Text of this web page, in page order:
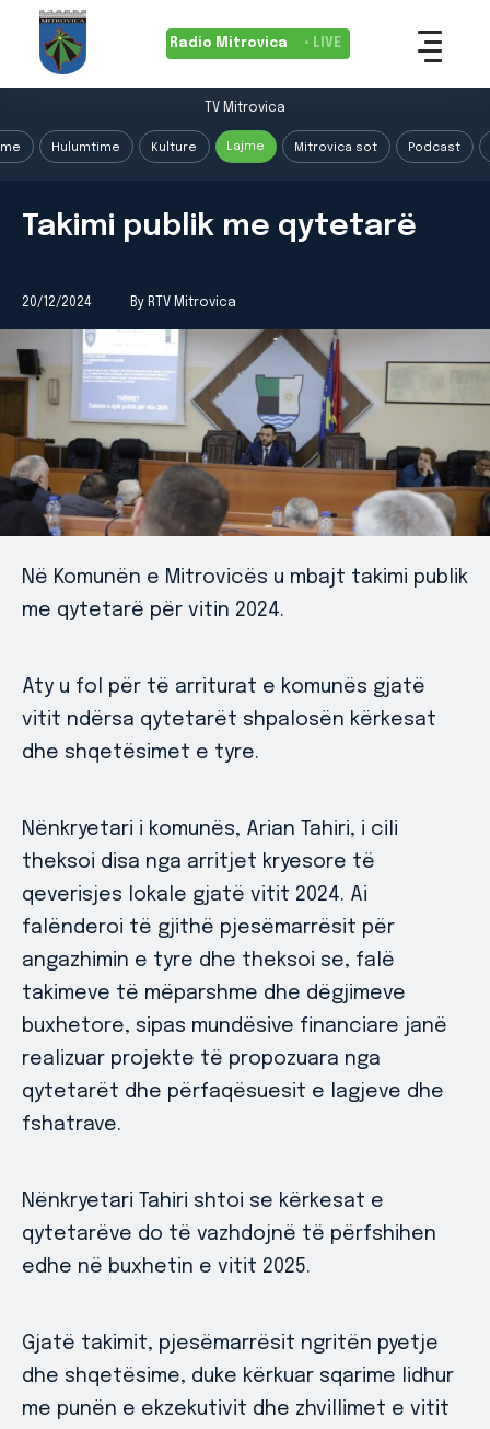
Radio Mitrovica • LIVE
TV Mitrovica
Hulumtime Kulture Lajme Mitrovica sot Podcast
Takimi publik me qytetarë
20/12/2024 By RTV Mitrovica
Në Komunën e Mitrovicës u mbajt takimi publik
me qytetarë për vitin 2024.
Aty u fol për të arriturat e komunës gjatë
vitit ndërsa qytetarët shpalosën kërkesat
dhe shqetësimet e tyre.
Nënkryetari i komunës, Arian Tahiri, i cili
theksoi disa nga arritjet kryesore të
qeverisjes lokale gjatë vitit 2024. Ai
falënderoi të gjithë pjesëmarrësit për
angazhimin e tyre dhe theksoi se, falë
takimeve të mëparshme dhe dëgjimeve
buxhetore, sipas mundësive financiare janë
realizuar projekte të propozuara nga
qytetarët dhe përfaqësuesit e lagjeve dhe
fshatrave.
Nënkryetari Tahiri shtoi se kërkesat e
qytetarëve do të vazhdojnë të përfshihen
edhe në buxhetin e vitit 2025.
Gjatë takimit, pjesëmarrësit ngritën pyetje
dhe shqetësime, duke kërkuar sqarime lidhur
me punën e ekzekutivit dhe zhvillimet e vitit